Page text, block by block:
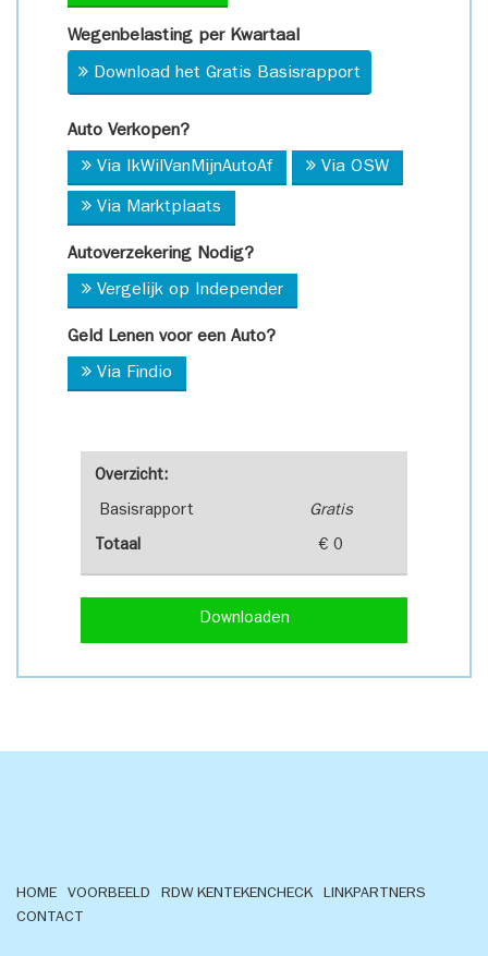
Overzicht:
Basisrapport Gratis
Totaal € 0
Downloaden
Wegenbelasting per Kwartaal
Download het Gratis Basisrapport
Auto Verkopen?
Via IkWilVanMijnAutoAf Via OSW
Via Marktplaats
Autoverzekering Nodig?
Vergelijk op Independer
Geld Lenen voor een Auto?
Via Findio
HOME VOORBEELD RDW KENTEKENCHECK
LINKPARTNERS
CONTACT